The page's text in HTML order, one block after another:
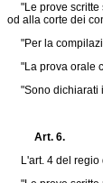
"Le prove scritte
od alla corte dei
"Per la
"La prova orale
"Sono dichiarati
Art. 6.
L'art. 4 del regio